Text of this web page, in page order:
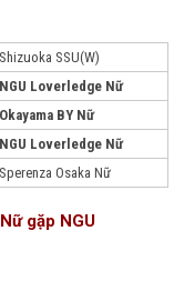
Shizuoka SSU(W)
NGU Loverledge Nữ
Okayama BY Nữ
NGU Loverledge Nữ
Sperenza Osaka Nữ
gặp NGU